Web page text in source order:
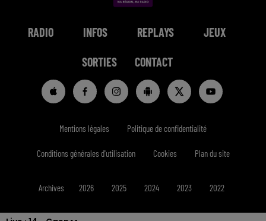
RADIO INFOS REPLAYS JEUX
SORTIES CONTACT
Mentions légales Politique de confidentialité
Conditions générales d'utilisation Cookies Plan du site
Archives 2026 2025 2024 2023 2022